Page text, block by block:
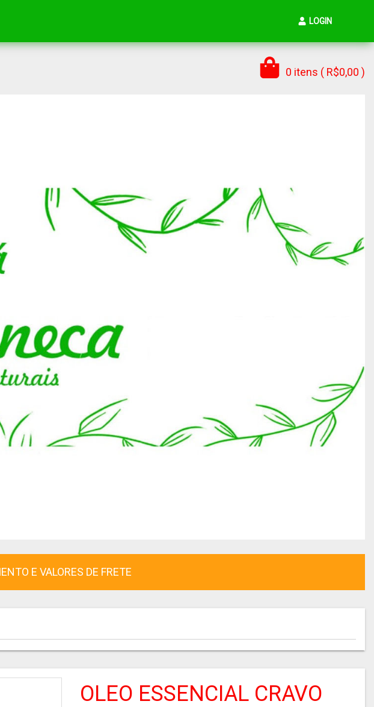
LOGIN
0 itens ( R$0,00 )
E VALORES DE FRETE
OLEO ESSENCIAL CRAVO